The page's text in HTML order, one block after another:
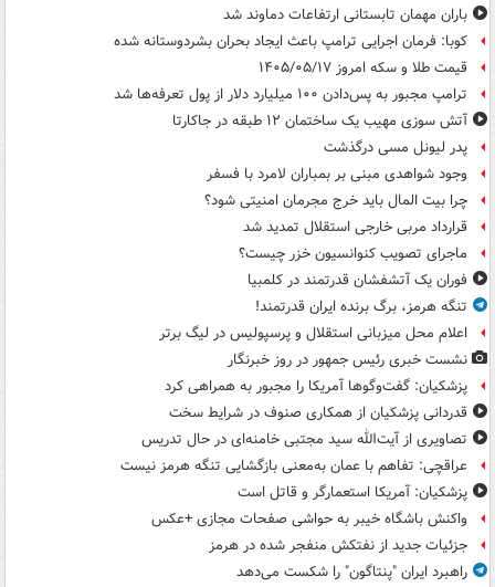
باران مهمان تابستانی ارتفاعات دماوند شد
کوبا: فرمان اجرایی ترامپ باعث ایجاد بحران بشردوستانه شده
قیمت طلا و سکه امروز ۱۴۰۵/۰۵/۱۷
ترامپ مجبور به پس‌دادن ۱۰۰ میلیارد دلار از پول تعرفه‌ها شد
آتش سوزی مهیب یک ساختمان ۱۲ طبقه در جاکارتا
پدر لیونل مسی درگذشت
وجود شواهدی مبنی بر بمباران لامرد با فسفر
چرا بیت المال باید خرج مجرمان امنیتی شود؟
قرارداد مربی خارجی استقلال تمدید شد
ماجرای تصویب کنوانسیون خزر چیست؟
فوران یک آتشفشان قدرتمند در کلمبیا
تنگه هرمز، برگ برنده ایران قدرتمند!
اعلام محل میزبانی استقلال و پرسپولیس در لیگ برتر
نشست خبری رئیس جمهور در روز خبرنگار
پزشکیان: گفت‌وگوها آمریکا را مجبور به همراهی کرد
قدردانی پزشکیان از همکاری صنوف در شرایط سخت
تصاویری از آیت‌الله سید مجتبی خامنه‌ای در حال تدریس
عراقچی: تفاهم با عمان به‌معنی بازگشایی تنگه هرمز نیست
پزشکیان: آمریکا استعمارگر و قاتل است
واکنش باشگاه خیبر به حواشی صفحات مجازی +عکس
جزئیات جدید از نفتکش منفجر شده در هرمز
راهبرد ایران "پنتاگون" را شکست می‌دهد